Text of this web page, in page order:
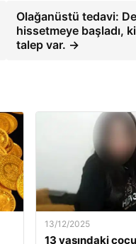
Olağanüstü tedavi:
hissetmeye başladı,
talep var. →
13/12/2025
13 yaşındaki